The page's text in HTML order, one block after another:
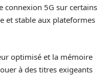
connexion 5G sur certains
et stable aux plateformes
optimisé et la mémoire
à des titres exigeants